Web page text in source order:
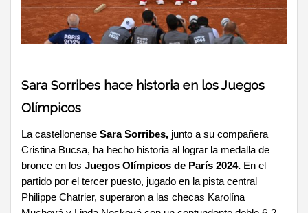
Sara Sorribes hace historia en los Juegos
Olímpicos
La castellonense Sara Sorribes, junto a su compañera
Cristina Bucsa, ha hecho historia al lograr la medalla de
bronce en los Juegos Olímpicos de París 2024. En el
partido por el tercer puesto, jugado en la pista central
Philippe Chatrier, superaron a las checas Karolína